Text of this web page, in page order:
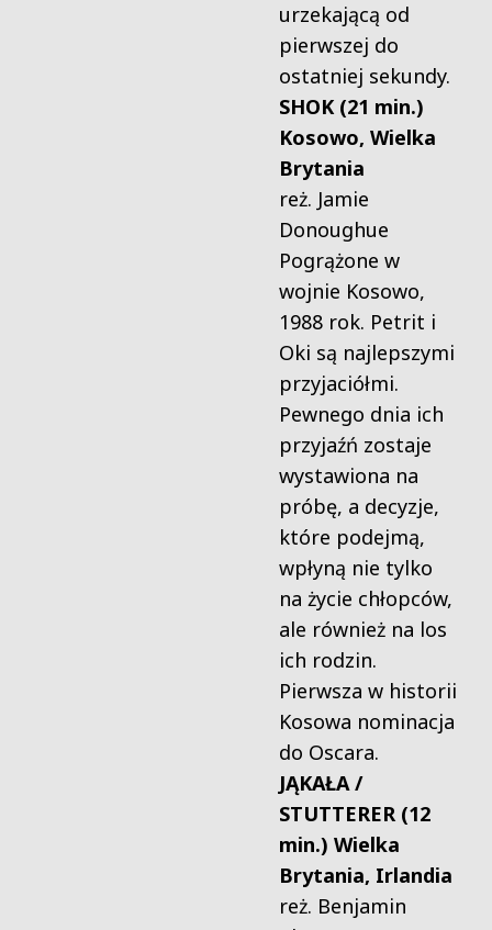
urzekającą od
pierwszej do
ostatniej sekundy.
SHOK (21 min.)
Kosowo, Wielka
Brytania
reż. Jamie
Donoughue
Pogrążone w
wojnie Kosowo,
1988 rok. Petrit i
Oki są najlepszymi
przyjaciółmi.
Pewnego dnia ich
przyjaźń zostaje
wystawiona na
próbę, a decyzje,
które podejmą,
wpłyną nie tylko
na życie chłopców,
ale również na los
ich rodzin.
Pierwsza w historii
Kosowa nominacja
do Oscara.
JĄKAŁA /
STUTTERER (12
min.) Wielka
Brytania, Irlandia
reż. Benjamin